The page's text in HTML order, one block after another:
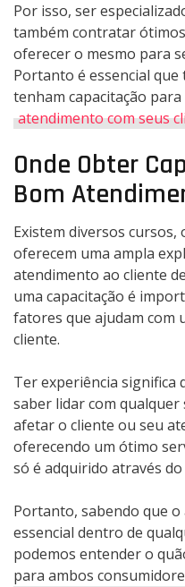
Por isso, ser
também contratar
oferecer o mesmo para
Portanto é essencial
tenham capacitação
atendimento com seus
Onde Obter
Bom
Existem diversos cursos,
oferecem uma ampla
atendimento ao cliente
uma capacitação é
fatores que ajudam com
cliente.
Ter experiência significa
saber lidar com qualquer
afetar o cliente ou seu
oferecendo um ótimo
só é adquirido através
Portanto, sabendo que
essencial dentro de
podemos entender o
para ambos